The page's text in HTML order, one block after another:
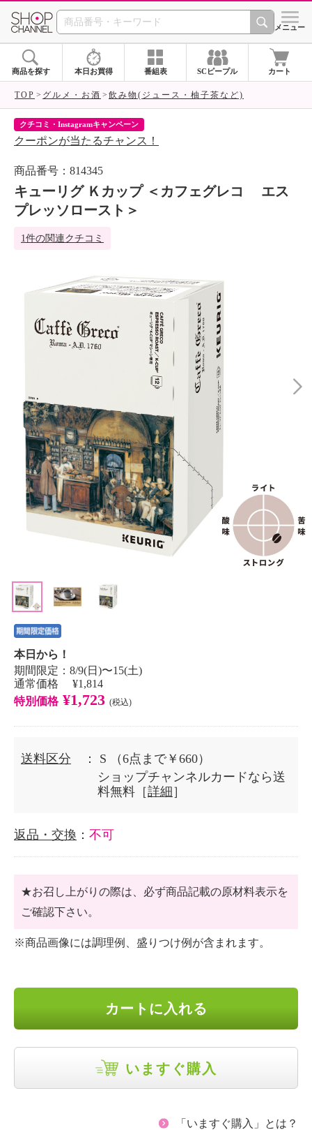
SHOP CHANNEL シメニュー
商品を探す 本日お買得 番組表 SCピープル カート
TOP グルメ・お酒 飲み物(ジュース・柚子茶など)
クチコミ・Instagramキャンペーン
クーポンが当たるチャンス！
商品番号：814345
キューリグ Ｋカップ ＜カフェグレコ エス
プレッソロースト＞
1件の関連クチコミ
本日から！
期間限定：8/9(日)〜15(土)
通常価格 ¥1,814
特別価格 ¥1,723 (税込)
送料区分 ： S
（6点まで￥660）
ショップチャンネルカードなら送
料無料［詳細 ］
返品・交換 ： 不可
★お召し上がりの際は、必ず商品記載の原材料表示を
ご確認下さい。
※商品画像には調理例、盛りつけ例が含まれます。
カートに入れる
いますぐ購入
「いますぐ購入」とは？